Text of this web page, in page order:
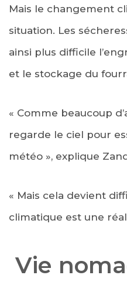
Mais le changement
situation. Les
ainsi plus difficile
et le stockage du
« Comme beaucoup
regarde le ciel pour
météo », explique
« Mais cela devient
climatique est une
Vie